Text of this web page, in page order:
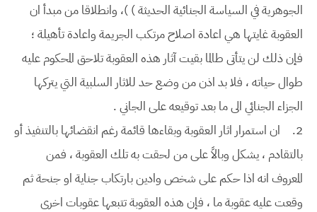
الجوهرية في السياسة الجنائية الحديثة ) )، وانطلاقا من مبدأ ان
العقوبة غايتها هي اعادة اصلاح مرتكب الجريمة واعادة تأهيلة ؛
فإن ذلك لن يتأتى طالما بقيت آثار هذه العقوبة تلاحق المحكوم عليه
طوال حياته ، فلا بد اذن من وضع حد للاثار السلبية التي يتركها
الجزاء الجنائي الى ما بعد توقيعه على الجاني .
2.
ان استمرار اثار العقوبة وبقاءها قائمة رغم انقضائها بالتنفيذ أو
بالتقادم ، يشكل وبالاً على من لحقت به تلك العقوبة ، فمن
المعروف انه اذا حكم على شخص وادين بارتكاب جناية او جنحة ثم
وقعت عليه عقوبة ما ، فإن هذه العقوبة تتبعها عقوبات اخرى